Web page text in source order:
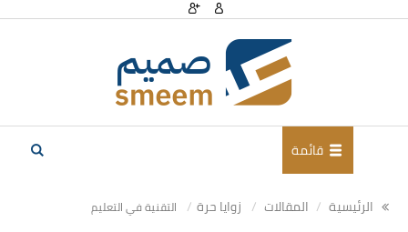
قائمة
الرئيسية المقالات زوايا حرة التقنية في التعليم